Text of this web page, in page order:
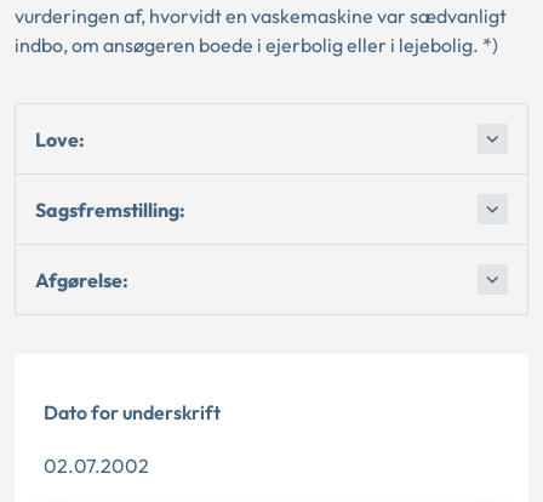
vurderingen af, hvorvidt en vaskemaskine var sædvanligt
indbo, om ansøgeren boede i ejerbolig eller i lejebolig. *)
Love:
Sagsfremstilling:
Afgørelse:
Dato for underskrift
02.07.2002